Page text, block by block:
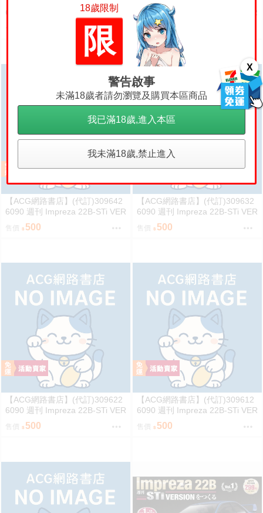
X
6100 週刊 Impreza 22B-STi VER
6090 週刊 Impreza 22B-STi VER
SION をつくる (7)
售價 500
【ACG網路書店】(代訂)309642
6090 週刊 Impreza 22B-STi VER
SION をつくる (6)
500
【ACG網路書店】(代訂)309632
6090 週刊 Impreza 22B-STi VER
SION をつくる (5)
500
【ACG網路書店】(代訂)309622
6090 週刊 Impreza 22B-STi VER
SION をつくる (4)
售價 500
【ACG網路書店】(代訂)309612
6090 週刊 Impreza 22B-STi VER
SION をつくる (3)
售價 500
18歲限制
限
警告啟事
未滿18歲者請勿瀏覽及購買本區商品
我已滿18歲,進入本區
我未滿18歲,禁止進入